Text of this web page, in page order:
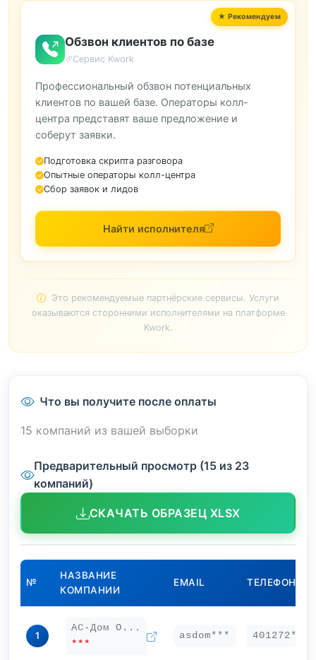
Обзвон клиентов по базе
Сервис Kwork
Профессиональный обзвон потенциальных
клиентов по вашей базе. Операторы колл-
центра представят ваше предложение и
соберут заявки.
Подготовка скрипта разговора
Опытные операторы колл-центра
Сбор заявок и лидов
Найти исполнителя
Это рекомендуемые партнёрские сервисы. Услуги
оказываются сторонними исполнителями на платформе
Kwork.
Что вы получите после оплаты
15 компаний из вашей выборки
Предварительный просмотр (15 из 23
компаний)
СКАЧАТЬ ОБРАЗЕЦ XLSX
№
НАЗВАНИЕ
КОМПАНИИ
EMAIL ТЕЛЕФОН
1
АС-Дом О...
***
asdom*** 401272***